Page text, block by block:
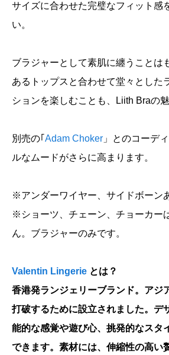
サイズに合わせた完璧なフィット感
い。
ブラジャーとして素肌に纏うことは
あるトップスと合わせて堂々とした
ションを楽しむことも、Liith Braの魅
別売の｢ Adam Choker 」とのコーデ
ルなムードがさらに高まります。
※アンダーワイヤー、サイドボーン
※ショーツ、チェーン、チョーカー
ん。ブラジャーのみです。
Valentin Lingerie とは？
香港発ランジェリーブランド。アジ
打破するために設立されました。デ
能的な感覚や遊び心、挑発的なスタ
できます。素材には、伸縮性の高い